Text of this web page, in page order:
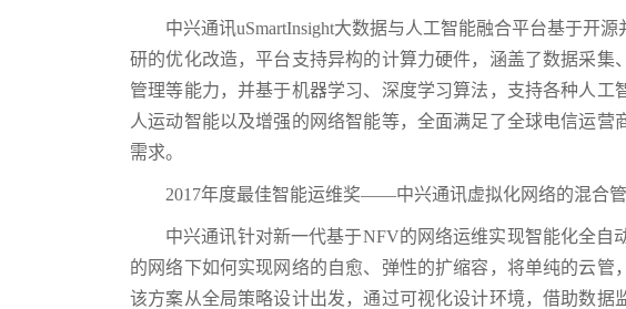
中兴通讯uSmartInsight大数据与人工智能融合平台基于开
研的优化改造，平台支持异构的计算力硬件，涵盖了数据采
管理等能力，并基于机器学习、深度学习算法，支持各种人
人运动智能以及增强的网络智能等，全面满足了全球电信运
需求。
2017年度最佳智能运维奖——中兴通讯虚拟化网络的混合
中兴通讯针对新一代基于NFV的网络运维实现智能化全自
的网络下如何实现网络的自愈、弹性的扩缩容，将单纯的云管
该方案从全局策略设计出发，通过可视化设计环境，借助数